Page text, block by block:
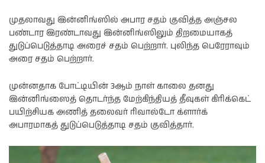
முதலாவது இன்னிங்ஸில் அபார சதம் குவித்த அஞ்சல
பண்டார இரண்டாவது இன்னிங்ஸிலும் திறமையாகத்
துடுப்பெடுத்தாடி அரைச் சதம் பெற்றார். புலிந்த பெரேராவும்
அரை சதம் பெற்றார்.
முன்னதாக போட்டியின் 3ஆம் நாள் காலை தனது
இன்னிங்ஸைத் தொடர்ந்த மேற்கிந்தியத் தீவுகள் கிரிக்கெட்
பயிற்சியக அணித் தலைவர் ரிவால்டோ க்ளார்க்
அபாரமாகத் துடுப்பெடுத்தாடி சதம் குவித்தார்.